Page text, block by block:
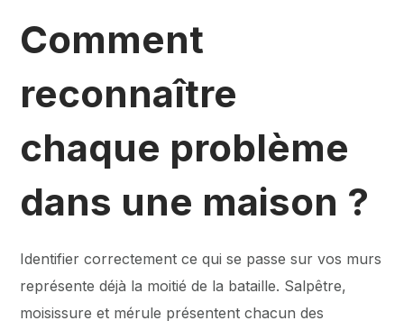
Comment
reconnaître
chaque problème
dans une maison ?
Identifier correctement ce qui se passe sur vos murs
représente déjà la moitié de la bataille. Salpêtre,
moisissure et mérule présentent chacun des